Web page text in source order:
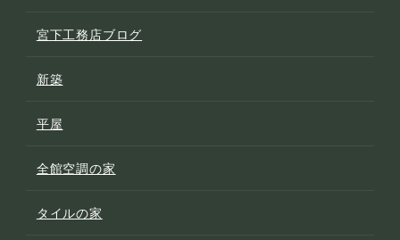
宮下工務店ブログ
新築
平屋
全館空調の家
タイルの家